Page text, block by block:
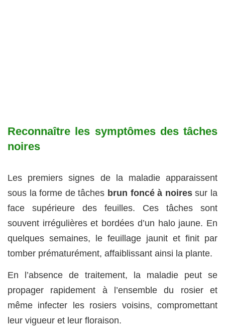
Reconnaître les symptômes des tâches
noires
Les premiers signes de la maladie apparaissent
sous la forme de tâches brun foncé à noiressur la
face supérieure des feuilles. Ces tâches sont
souvent irrégulières et bordées d’un halo jaune. En
quelques semaines, le feuillage jaunit et finit par
tomber prématurément, affaiblissant ainsi la plante.
En l’absence de traitement, la maladie peut se
propager rapidement à l’ensemble du rosier et
même infecter les rosiers voisins, compromettant
leur vigueur et leur floraison.